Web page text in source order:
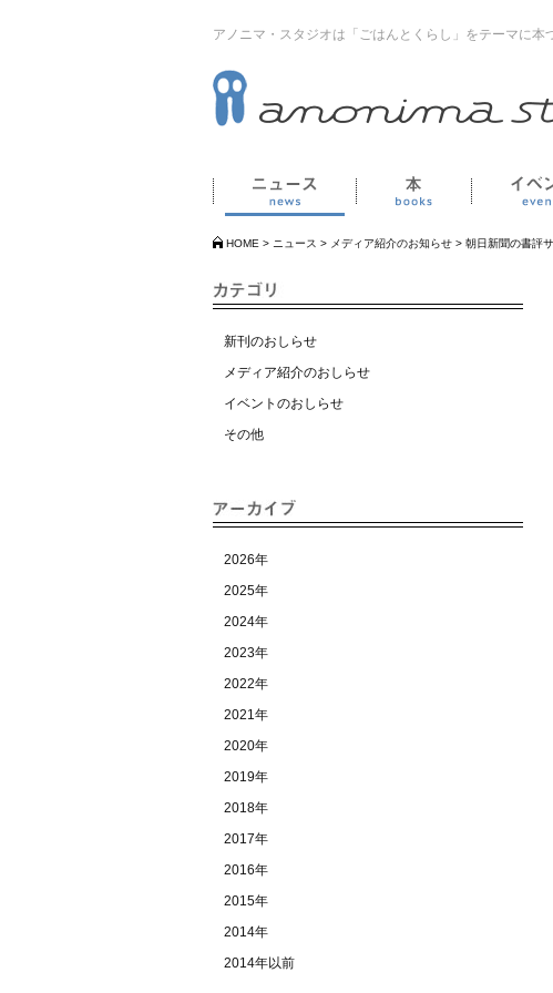
アノニマ・スタジオは「ごはんとくらし」をテーマに本
ニュース 本
HOME > ニュース > メディア紹介のお知らせ > 朝日新聞の書評
新刊のおしらせ
メディア紹介のおしらせ
イベントのおしらせ
その他
2026年
2025年
2024年
2023年
2022年
2021年
2020年
2019年
2018年
2017年
2016年
2015年
2014年
2014年以前